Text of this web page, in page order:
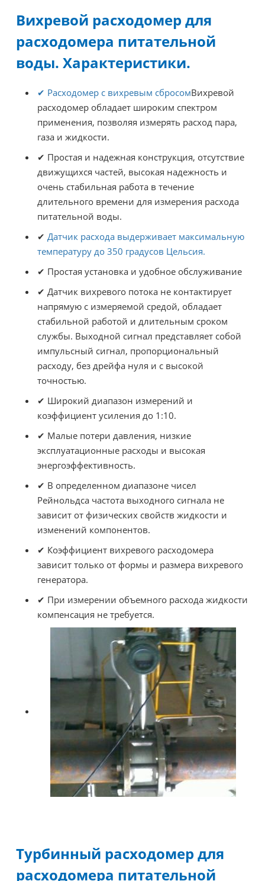
Вихревой расходомер для
расходомера питательной
воды. Характеристики.
✔ Расходомер с вихревым сбросомВихревой
расходомер обладает широким спектром
применения, позволяя измерять расход пара,
газа и жидкости.
✔ Простая и надежная конструкция, отсутствие
движущихся частей, высокая надежность и
очень стабильная работа в течение
длительного времени для измерения расхода
питательной воды.
✔ Датчик расхода выдерживает максимальную
температуру до 350 градусов Цельсия.
✔ Простая установка и удобное обслуживание
✔ Датчик вихревого потока не контактирует
напрямую с измеряемой средой, обладает
стабильной работой и длительным сроком
службы. Выходной сигнал представляет собой
импульсный сигнал, пропорциональный
расходу, без дрейфа нуля и с высокой
точностью.
✔ Широкий диапазон измерений и
коэффициент усиления до 1:10.
✔ Малые потери давления, низкие
эксплуатационные расходы и высокая
энергоэффективность.
✔ В определенном диапазоне чисел
Рейнольдса частота выходного сигнала не
зависит от физических свойств жидкости и
изменений компонентов.
✔ Коэффициент вихревого расходомера
зависит только от формы и размера вихревого
генератора.
✔ При измерении объемного расхода жидкости
компенсация не требуется.
Турбинный расходомер для
расходомера питательной